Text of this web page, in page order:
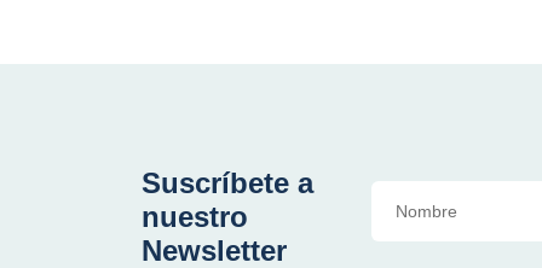
Suscríbete a
nuestro
Newsletter